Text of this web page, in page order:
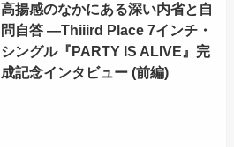
高揚感のなかにある深い内省と自
問自答 ―Thiiird Place 7インチ・
シングル『PARTY IS ALIVE』完
成記念インタビュー (前編)